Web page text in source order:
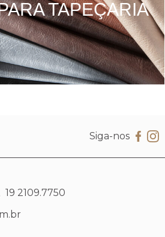
TAPEÇARIA
Siga-nos
19 2109.7750